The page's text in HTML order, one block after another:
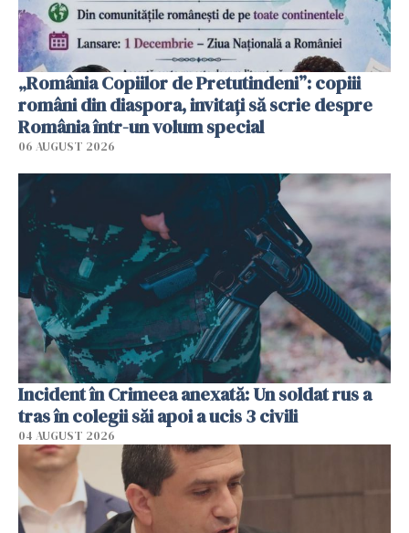
„România Copiilor de Pretutindeni”: copiii
români din diaspora, invitați să scrie despre
România într-un volum special
06 AUGUST 2026
Incident în Crimeea anexată: Un soldat rus a
tras în colegii săi apoi a ucis 3 civili
04 AUGUST 2026